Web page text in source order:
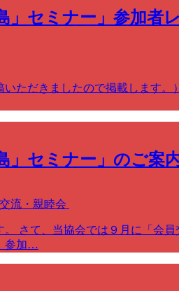
」セミナー」参加者
ただきましたので掲載します
セミナー」のご案内
流・親睦会
さて、当協会では９月に「会
参加…